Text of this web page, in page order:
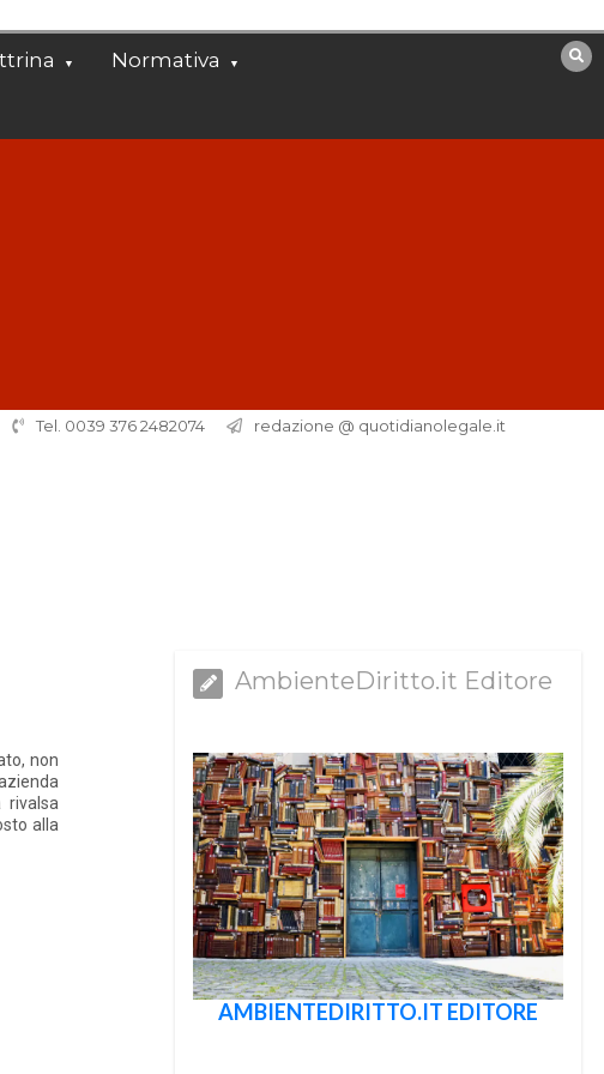
Normativa
Tel. 0039 376 2482074 redazione @ quotidianolegale.it
non
rivalsa
alla
AmbienteDiritto.it Editore
AMBIENTEDIRITTO.IT EDITORE